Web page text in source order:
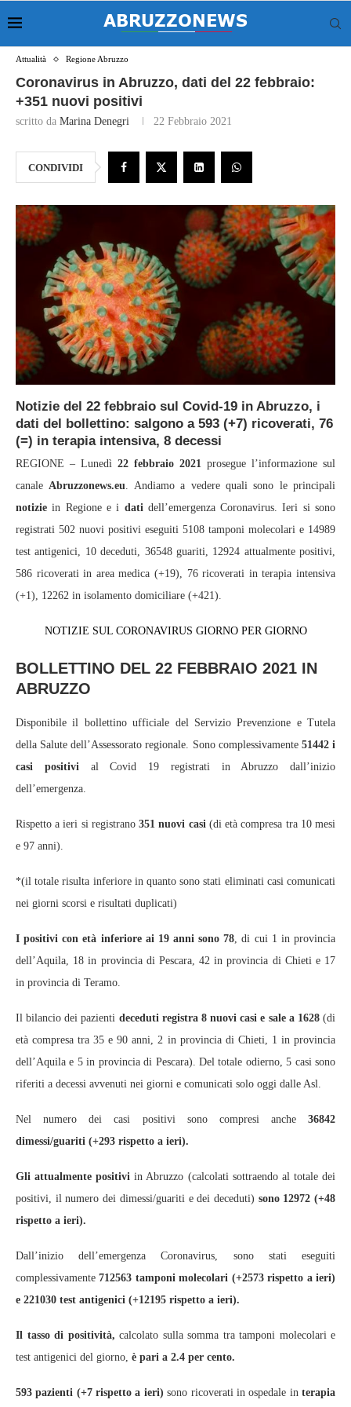
Attualità Regione Abruzzo
Coronavirus in Abruzzo, dati del 22 febbraio:
+351 nuovi positivi
scritto da Marina Denegri 22 Febbraio 2021
CONDIVIDI
Notizie del 22 febbraio sul Covid-19 in Abruzzo, i
dati del bollettino: salgono a 593 (+7) ricoverati, 76
(=) in terapia intensiva, 8 decessi
REGIONE – Lunedì 22 febbraio 2021 prosegue l’informazione sul
canaleAbruzzonews.eu. Andiamo a vedere quali sono le principali
notizie in Regione e i datidell’emergenza Coronavirus. Ieri si sono
registrati 502 nuovi positivi eseguiti 5108 tamponi molecolari e 14989
test antigenici, 10 deceduti, 36548 guariti, 12924 attualmente positivi,
586 ricoverati in area medica (+19), 76 ricoverati in terapia intensiva
(+1), 12262 in isolamento domiciliare (+421).
NOTIZIE SUL CORONAVIRUS GIORNO PER GIORNO
BOLLETTINO DEL 22 FEBBRAIO 2021 IN
ABRUZZO
Disponibile il bollettino ufficiale del Servizio Prevenzione e Tutela
della Salute dell’Assessorato regionale. Sono complessivamente 51442 i
casi positivial Covid 19 registrati in Abruzzo dall’inizio
dell’emergenza.
Rispetto a ieri si registrano351 nuovi casi(di età compresa tra 10 mesi
e 97 anni).
*(il totale risulta inferiore in quanto sono stati eliminati casi comunicati
nei giorni scorsi e risultati duplicati)
I positivi con età inferiore ai 19 anni sono 78, di cui 1 in provincia
dell’Aquila, 18 in provincia di Pescara, 42 in provincia di Chieti e 17
in provincia di Teramo.
Il bilancio dei pazienti deceduti registra 8 nuovi casi e sale a 1628(di
età compresa tra 35 e 90 anni, 2 in provincia di Chieti, 1 in provincia
dell’Aquila e 5 in provincia di Pescara). Del totale odierno, 5 casi sono
riferiti a decessi avvenuti nei giorni e comunicati solo oggi dalle Asl.
Nel numero dei casi positivi sono compresi anche 36842
dimessi/guariti (+293 rispetto a ieri).
Gli attualmente positivi in Abruzzo (calcolati sottraendo al totale dei
positivi, il numero dei dimessi/guariti e dei deceduti) sono 12972 (+48
rispetto a ieri).
Dall’inizio dell’emergenza Coronavirus, sono stati eseguiti
complessivamente 712563 tamponi molecolari (+2573 rispetto a ieri)
e 221030 test antigenici (+12195 rispetto a ieri).
Il tasso di positività, calcolato sulla somma tra tamponi molecolari e
test antigenici del giorno, è pari a 2.4 per cento.
593 pazienti (+7 rispetto a ieri) sono ricoverati in ospedale interapia